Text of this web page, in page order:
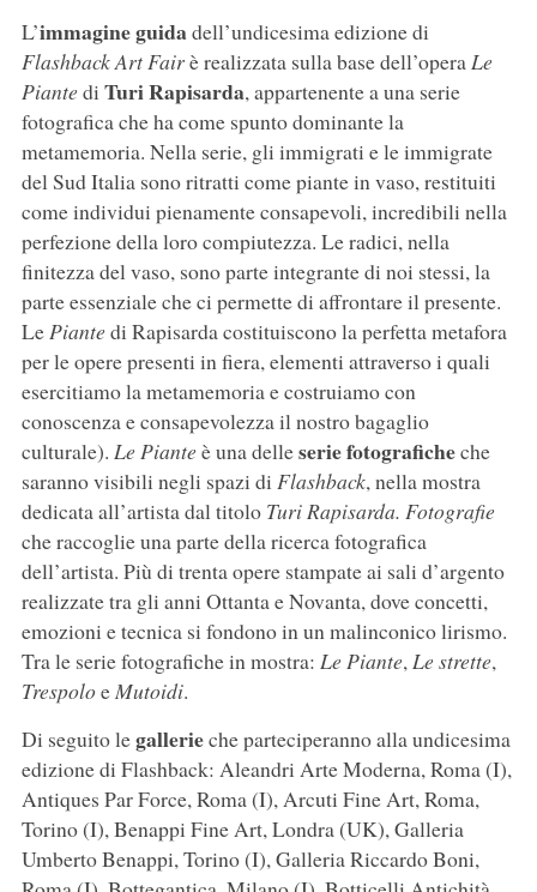
L’immagine guidadell’undicesima edizione di
Flashback Art Fairè realizzata sulla base dell’operaLe
Piantedi Turi Rapisarda, appartenente a una serie
fotografica che ha come spunto dominante la
metamemoria. Nella serie, gli immigrati e le immigrate
del Sud Italia sono ritratti come piante in vaso, restituiti
come individui pienamente consapevoli, incredibili nella
perfezione della loro compiutezza. Le radici, nella
finitezza del vaso, sono parte integrante di noi stessi, la
parte essenziale che ci permette di affrontare il presente.
LePiantedi Rapisarda costituiscono la perfetta metafora
per le opere presenti in fiera, elementi attraverso i quali
esercitiamo la metamemoria e costruiamo con
conoscenza e consapevolezza il nostro bagaglio
culturale). Le Pianteè una delleserie fotograficheche
saranno visibili negli spazi di Flashback, nella mostra
dedicata all’artista dal titolo Turi Rapisarda. Fotografie
che raccoglie una parte della ricerca fotografica
dell’artista. Più di trenta opere stampate ai sali d’argento
realizzate tra gli anni Ottanta e Novanta, dove concetti,
emozioni e tecnica si fondono in un malinconico lirismo.
Tra le serie fotografiche in mostra: Le Piante,Le strette,
TrespoloeMutoidi.
Di seguito legallerieche parteciperanno alla undicesima
edizione di Flashback: Aleandri Arte Moderna, Roma (I),
Antiques Par Force, Roma (I), Arcuti Fine Art, Roma,
Torino (I), Benappi Fine Art, Londra (UK), Galleria
Umberto Benappi, Torino (I), Galleria Riccardo Boni,